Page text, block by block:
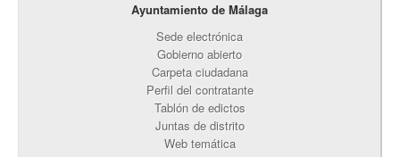
Ayuntamiento de Málaga
Sede electrónica
Gobierno abierto
Carpeta ciudadana
Perfil del contratante
Tablón de edictos
Juntas de distrito
Web temática